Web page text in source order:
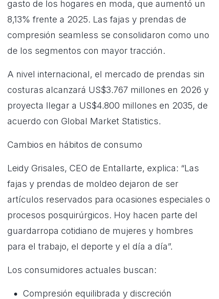
gasto de los hogares en moda, que aumentó un
8,13% frente a 2025. Las fajas y prendas de
compresión seamless se consolidaron como uno
de los segmentos con mayor tracción.
A nivel internacional, el mercado de prendas sin
costuras alcanzará US$3.767 millones en 2026 y
proyecta llegar a US$4.800 millones en 2035, de
acuerdo con Global Market Statistics.
Cambios en hábitos de consumo
Leidy Grisales, CEO de Entallarte, explica: “Las
fajas y prendas de moldeo dejaron de ser
artículos reservados para ocasiones especiales o
procesos posquirúrgicos. Hoy hacen parte del
guardarropa cotidiano de mujeres y hombres
para el trabajo, el deporte y el día a día”.
Los consumidores actuales buscan:
Compresión equilibrada y discreción